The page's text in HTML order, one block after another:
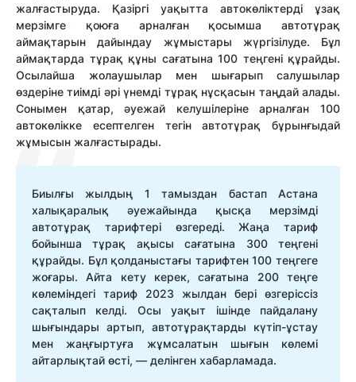
жалғастыруда. Қазіргі уақытта автокөліктерді ұзақ
мерзімге қоюға арналған қосымша автотұрақ
аймақтарын дайындау жұмыстары жүргізілуде. Бұл
аймақтарда тұрақ құны сағатына 100 теңгені құрайды.
Осылайша жолаушылар мен шығарып салушылар
өздеріне тиімді әрі үнемді тұрақ нұсқасын таңдай алады.
Сонымен қатар, әуежай келушілеріне арналған 100
автокөлікке есептелген тегін автотұрақ бұрынғыдай
жұмысын жалғастырады.
Биылғы жылдың 1 тамыздан бастап Астана
халықаралық әуежайында қысқа мерзімді
автотұрақ тарифтері өзгереді. Жаңа тариф
бойынша тұрақ ақысы сағатына 300 теңгені
құрайды. Бұл қолданыстағы тарифтен 100 теңгеге
жоғары. Айта кету керек, сағатына 200 теңге
көлеміндегі тариф 2023 жылдан бері өзгеріссіз
сақталып келді. Осы уақыт ішінде пайдалану
шығындары артып, автотұрақтарды күтіп-ұстау
мен жаңғыртуға жұмсалатын шығын көлемі
айтарлықтай өсті, — делінген хабарламада.